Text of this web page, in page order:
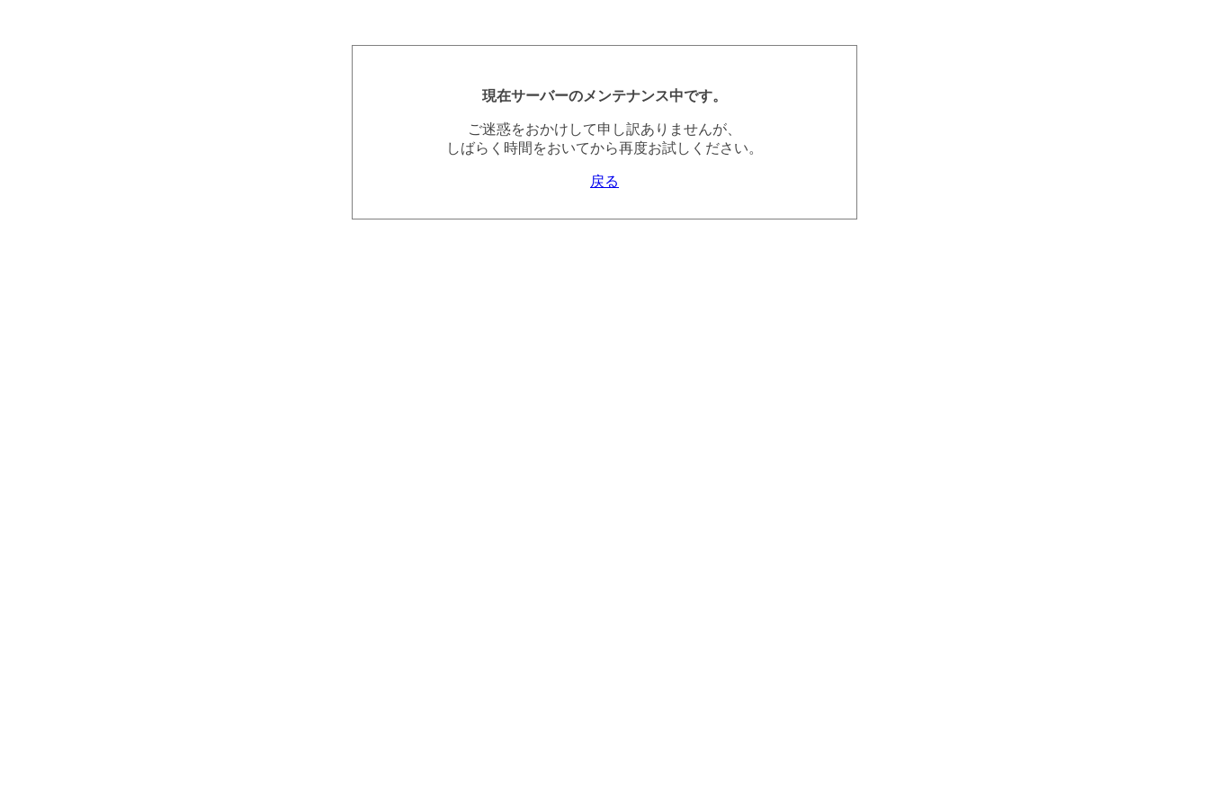
現在サーバーのメンテナンス中です。
ご迷惑をおかけして申し訳ありませんが、
しばらく時間をおいてから再度お試しください。
戻る